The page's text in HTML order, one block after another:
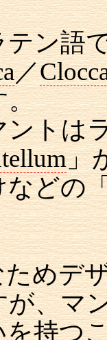
ン語
／
。
トは
」
どの
めデ
、マ
持つ